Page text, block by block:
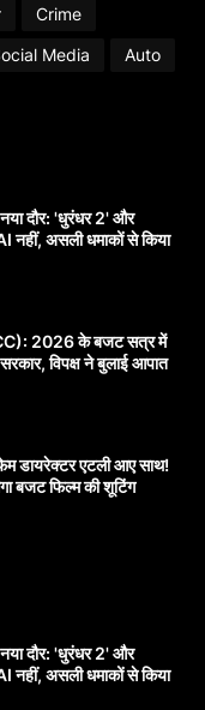
Crime
Media
Auto
दौर: 'धुरंधर 2' और
नहीं, असली धमाकों से किया
2026 के बजट सत्र में
विपक्ष ने बुलाई आपात
डायरेक्टर एटली आए साथ!
बजट फिल्म की शूटिंग
दौर: 'धुरंधर 2' और
नहीं, असली धमाकों से किया